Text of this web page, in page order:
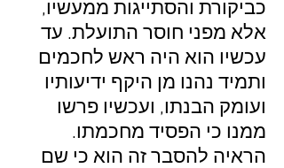
כביקורת והסתייגות ממעשיו,
אלא מפני חוסר התועלת. עד
עכשיו הוא היה ראש לחכמים
ותמיד נהנו מן היקף ידיעותיו
ועומק הבנתו, ועכשיו פרשו
ממנו כי הפסיד מחכמתו.
הראיה להסבר זה הוא כי שם